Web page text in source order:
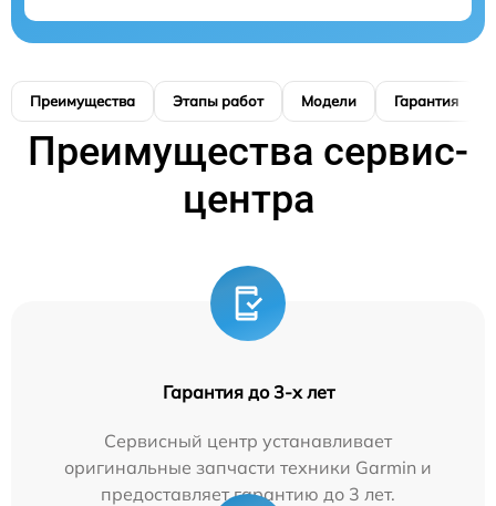
Преимущества Этапы работ Модели Гарантия
Преимущества сервис-
центра
Гарантия до 3-х лет
Сервисный центр устанавливает
оригинальные запчасти техники Garmin и
предоставляет гарантию до 3 лет.